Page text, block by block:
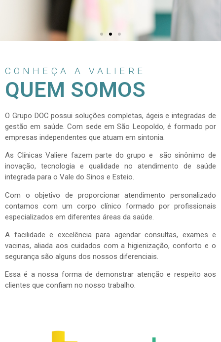
CONHEÇA A VALIERE
QUEM SOMOS
O Grupo DOC possui soluções completas, ágeis e integradas de
gestão em saúde. Com sede em São Leopoldo, é formado por
empresas independentes que atuam em sintonia.
As Clínicas Valiere fazem parte do grupo e
são sinônimo de
inovação, tecnologia e qualidade no atendimento de saúde
integrada para o Vale do Sinos e Esteio.
Com o objetivo de proporcionar atendimento personalizado
contamos com um corpo clínico formado por profissionais
especializados em diferentes áreas da saúde.
A facilidade e excelência para agendar consultas, exames e
vacinas, aliada aos cuidados com a higienização, conforto e o
segurança são alguns dos nossos diferenciais.
Essa é a nossa forma de demonstrar atenção e respeito aos
clientes que confiam no nosso trabalho.